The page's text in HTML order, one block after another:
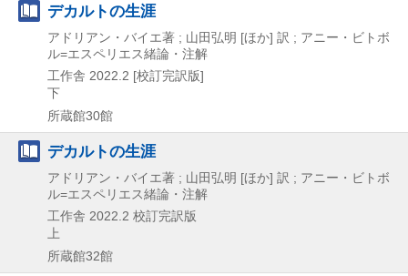
デカルトの生涯
アドリアン・バイエ著 ; 山田弘明 [ほか] 訳 ; アニー・ビトボ
ル=エスペリエス緒論・注解
工作舎 2022.2 [校訂完訳版]
下
所蔵館30館
デカルトの生涯
アドリアン・バイエ著 ; 山田弘明 [ほか] 訳 ; アニー・ビトボ
ル=エスペリエス緒論・注解
工作舎 2022.2 校訂完訳版
上
所蔵館32館